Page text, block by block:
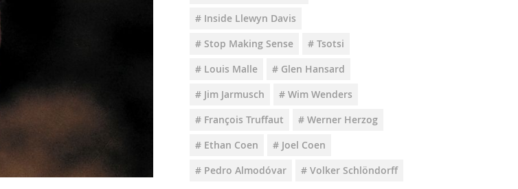
# Inside Llewyn Davis
# Stop Making Sense
# Tsotsi
# Louis Malle
# Glen Hansard
# Jim Jarmusch
# Wim Wenders
# François Truffaut
# Werner Herzog
# Ethan Coen
# Joel Coen
# Pedro Almodóvar
# Volker Schlöndorff